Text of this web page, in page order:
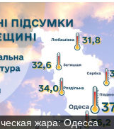
жара: Одесса